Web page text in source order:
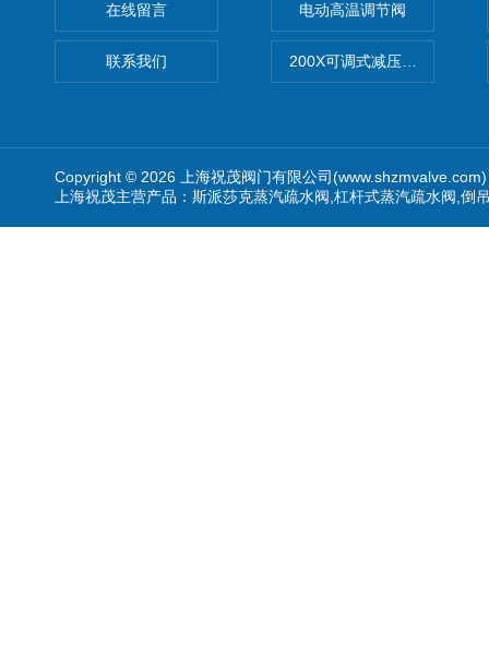
在线留言
联系我们
电动高温调节阀
200X可调式减压阀（减压稳
Copyright © 2026 上海祝茂阀门有限公司
上海祝茂主营产品：斯派莎克蒸汽疏水阀,杠杆式蒸汽疏水阀,倒